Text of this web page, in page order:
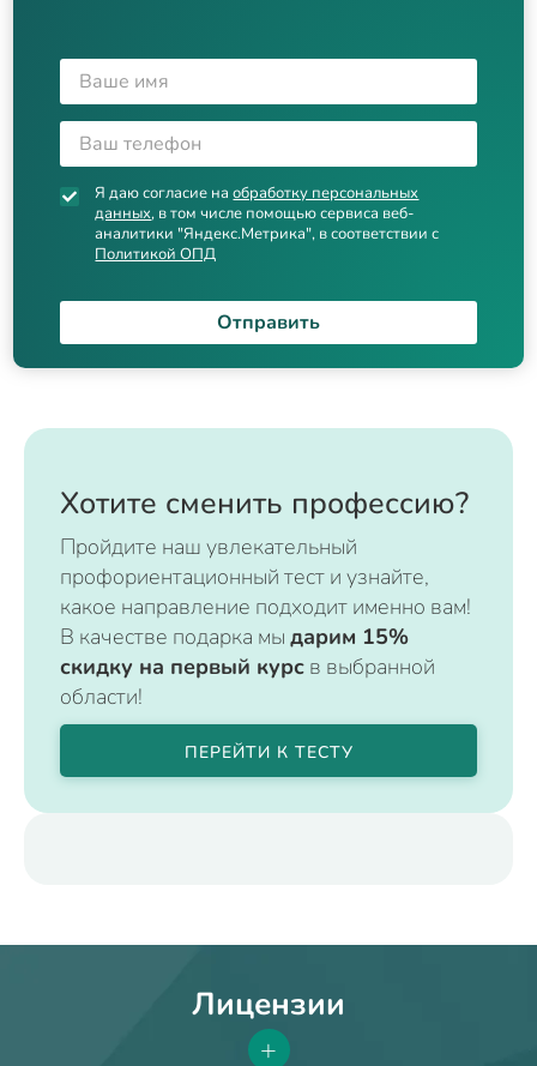
Я даю согласие наобработку персональных
данных, в том числе помощью сервиса веб-
аналитики "Яндекс.Метрика", в соответствии с
Политикой ОПД
Отправить
Хотите сменить профессию?
Пройдите наш увлекательный
профориентационный тест и узнайте,
какое направление подходит именно вам!
В качестве подарка мы дарим 15%
скидку на первый курс в выбранной
области!
ПЕРЕЙТИ К ТЕСТУ
Лицензии
+